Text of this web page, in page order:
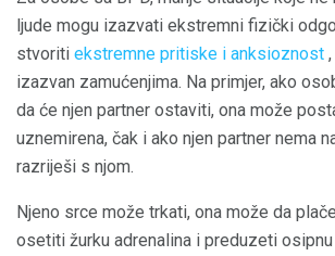
ljude mogu izazvati ekstremni fizički
stvoriti ekstremne pritiske i anksioznost
izazvan zamućenjima. Na primjer, ako
da će njen partner ostaviti, ona može
uznemirena, čak i ako njen partner nema
razriješi s njom.
Njeno srce može trkati, ona može da
osetiti žurku adrenalina i preduzeti